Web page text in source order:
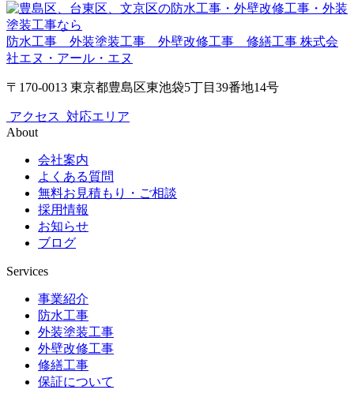
防水工事 外装塗装工事 外壁改修工事 修繕工事 株式会
社エヌ・アール・エヌ
〒170-0013 東京都豊島区東池袋5丁目39番地14号
アクセス 対応エリア
About
会社案内
よくある質問
無料お見積もり・ご相談
採用情報
お知らせ
ブログ
Services
事業紹介
防水工事
外装塗装工事
外壁改修工事
修繕工事
保証について